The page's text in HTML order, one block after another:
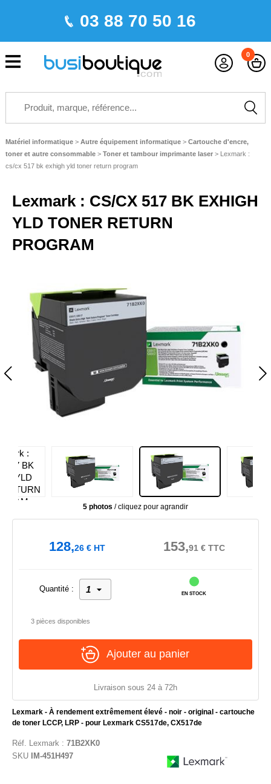
03 88 70 50 16
0
Matériel informatique > Autre équipement informatique > Cartouche d'encre,
toner et autre consommable > Toner et tambour imprimante laser> Lexmark :
cs/cx 517 bk exhigh yld toner return program
Lexmark : CS/CX 517 BK EXHIGH
YLD TONER RETURN
PROGRAM
5 photos / cliquez pour agrandir
Lexmark - À rendement extrêmement élevé - noir - original - cartouche
de toner LCCP, LRP - pour Lexmark CS517de, CX517de
Réf. Lexmark: 71B2XK0
SKU
IM-451H497
128,26€HT 153,91 €TTC
Quantité :
EN STOCK
3 pièces disponibles
Ajouter au panier
Livraison sous 24 à 72h